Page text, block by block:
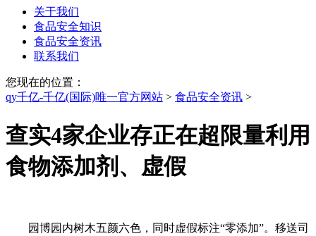
关于我们
食品安全知识
食品安全资讯
联系我们
您现在的位置：
qy千亿-千亿(国际)唯一官方网站 > 食品安全资讯 >
查实4家企业存正在超限量利用
食物添加剂、虚假
园博园内树木五颜六色，同时虚假标注“零添加”。移送司